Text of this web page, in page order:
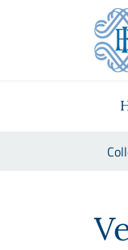
Skip to Main Content
Vai al sito
Vai al menu di
Vai alla ricerca
Vai ai contenuti